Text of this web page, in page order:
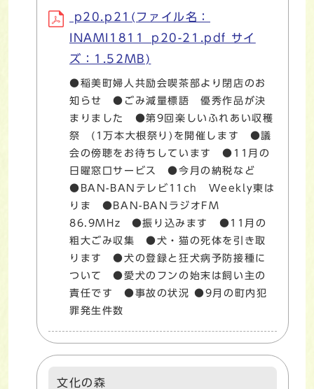
p20.p21(ファイル名：
INAMI1811_p20-21.pdf サイ
ズ：1.52MB)
●稲美町婦人共励会喫茶部より閉店のお
知らせ ●ごみ減量標語 優秀作品が決
まりました ●第9回楽しいふれあい収穫
祭 (1万本大根祭り)を開催します ●議
会の傍聴をお待ちしています ●11月の
日曜窓口サービス ●今月の納税など
●BAN-BANテレビ11ch Weekly東は
りま ●BAN-BANラジオFM
86.9MHz ●振り込みます ●11月の
粗大ごみ収集 ●犬・猫の死体を引き取
ります ●犬の登録と狂犬病予防接種に
ついて ●愛犬のフンの始末は飼い主の
責任です ●事故の状況 ●9月の町内犯
罪発生件数
文化の森